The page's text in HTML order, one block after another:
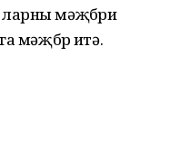
мәҗбүри
мәҗбүр итә.